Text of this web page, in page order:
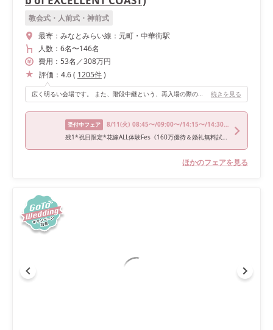
教会式・人前式・神前式
最寄： みなとみらい線：元町・中華街駅
人数： 6名〜146名
費用： 53名 ／308万円
評価： 4.6( 1205件)
広く明るい会場です。 また、階段中継という、再入場の際の演出がとても盛り上がりました。 続きを見る
受付中フェア 8/11(火) 08:45〜/09:00〜/14:15〜/14:30〜/15:30〜
残1*祝日限定*花嫁ALL体験Fes《160万優待＆婚礼無料試食》
ほかのフェアを見る